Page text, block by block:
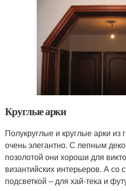
Круглые арки
Полукруглые и круглые арки из
очень элегантно. С лепным
позолотой они хороши для
византийских интерьеров. А со
подсветкой – для хай-тека и